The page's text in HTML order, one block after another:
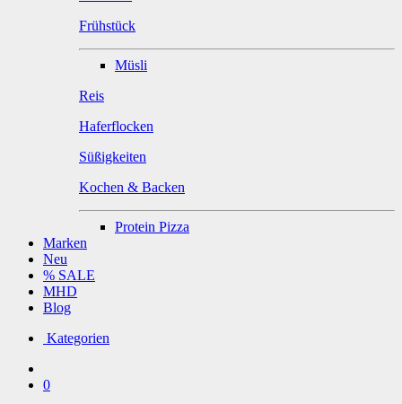
Frühstück
Müsli
Reis
Haferflocken
Süßigkeiten
Kochen & Backen
Protein Pizza
Marken
Neu
% SALE
MHD
Blog
Kategorien
0